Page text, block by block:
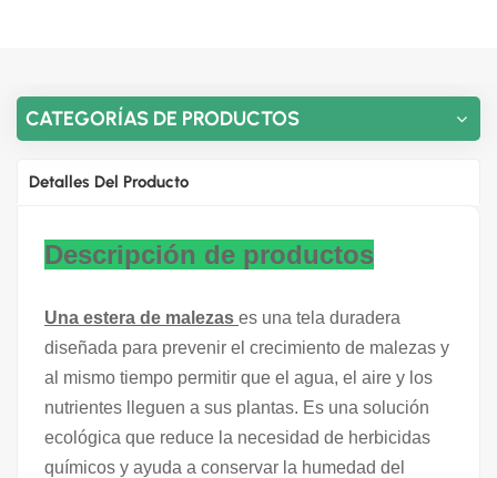
CATEGORÍAS DE PRODUCTOS
Detalles Del Producto
Descripción de productos
Una estera de malezas es una tela duradera
diseñada para prevenir el crecimiento de malezas y
al mismo tiempo permitir que el agua, el aire y los
nutrientes lleguen a sus plantas. Es una solución
ecológica que reduce la necesidad de herbicidas
químicos y ayuda a conservar la humedad del